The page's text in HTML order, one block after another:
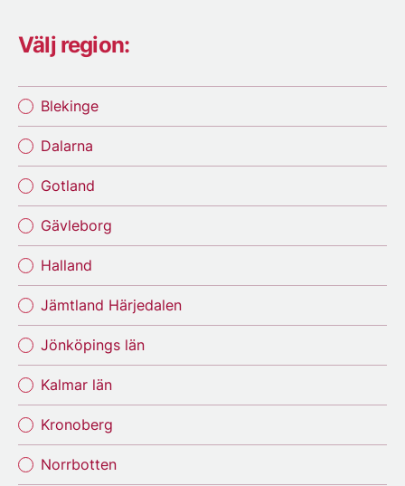
Välj region:
Blekinge
Dalarna
Gotland
Gävleborg
Halland
Jämtland Härjedalen
Jönköpings län
Kalmar län
Kronoberg
Norrbotten